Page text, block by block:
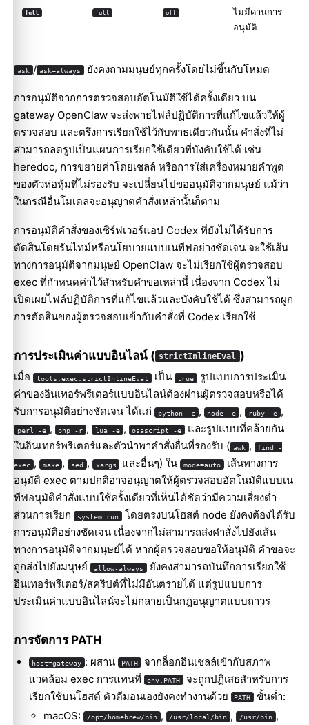
full full off
ไม่มีด่านการ
อนุมัติ
ask / ask=always ยังคงถามมนุษย์ทุกครั้งโดยไม่ขึ้นกับโหมด
การอนุมัติจากการตรวจสอบอัตโนมัติใช้ได้ครั้งเดียว บน
gateway OpenClaw จะส่งพาธไฟล์ปฏิบัติการที่แก้ไขแล้วให้ผู้
ตรวจสอบ และตรึงการเรียกใช้ไว้กับพาธเดียวกันนั้น คำสั่งที่ไม่
สามารถลดรูปเป็นแผนการเรียกใช้เดียวที่บังคับใช้ได้ เช่น
heredoc, การขยายค่าโดยเชลล์ หรือการใส่เครื่องหมายคำพูด
ของตัวห่อหุ้มที่ไม่รองรับ จะเปลี่ยนไปขออนุมัติจากมนุษย์ แม้ว่า
ในกรณีอื่นโมเดลจะอนุญาตคำสั่งเหล่านั้นก็ตาม
การอนุมัติคำสั่งของเซิร์ฟเวอร์แอป Codex ที่ยังไม่ได้รับการ
ตัดสินโดยรันไทม์หรือนโยบายแบบเนทีฟอย่างชัดเจน จะใช้เส้น
ทางการอนุมัติจากมนุษย์ OpenClaw จะไม่เรียกใช้ผู้ตรวจสอบ
exec ที่กำหนดค่าไว้สำหรับคำขอเหล่านี้ เนื่องจาก Codex ไม่
เปิดเผยไฟล์ปฏิบัติการที่แก้ไขแล้วและบังคับใช้ได้ ซึ่งสามารถผูก
การตัดสินของผู้ตรวจสอบเข้ากับคำสั่งที่ Codex เรียกใช้
การประเมินค่าแบบอินไลน์ ( strictInlineEval )
เมื่อ tools.exec.strictInlineEval เป็น true
รูปแบบการประเมิน
ค่าของอินเทอร์พรีเตอร์แบบอินไลน์ต้องผ่านผู้ตรวจสอบหรือได้
รับการอนุมัติอย่างชัดเจน ได้แก่
python -c , node -e , ruby -e ,
perl -e , php -r , lua -e , osascript -e
และรูปแบบที่คล้ายกัน
ในอินเทอร์พรีเตอร์และตัวนำพาคำสั่งอื่นที่รองรับ ( awk , find -
exec , make , sed , xargs และอื่นๆ) ใน mode=auto เส้นทางการ
อนุมัติ exec ตามปกติอาจอนุญาตให้ผู้ตรวจสอบอัตโนมัติแบบเน
ทีฟอนุมัติคำสั่งแบบใช้ครั้งเดียวที่เห็นได้ชัดว่ามีความเสี่ยงต่ำ
ส่วนการเรียก
system.run โดยตรงบนโฮสต์ node ยังคงต้องได้รับ
การอนุมัติอย่างชัดเจน เนื่องจากไม่สามารถส่งคำสั่งไปยังเส้น
ทางการอนุมัติจากมนุษย์ได้ หากผู้ตรวจสอบขอให้อนุมัติ คำขอจะ
ถูกส่งไปยังมนุษย์
allow-always ยังคงสามารถบันทึกการเรียกใช้
อินเทอร์พรีเตอร์/สคริปต์ที่ไม่มีอันตรายได้ แต่รูปแบบการ
ประเมินค่าแบบอินไลน์จะไม่กลายเป็นกฎอนุญาตแบบถาวร
การจัดการ PATH
host=gateway : ผสาน PATH จากล็อกอินเชลล์เข้ากับสภาพ
แวดล้อม exec การแทนที่
env.PATH
จะถูกปฏิเสธสำหรับการ
เรียกใช้บนโฮสต์ ตัวดีมอนเองยังคงทำงานด้วย
PATH
ขั้นต่ำ:
macOS: /opt/homebrew/bin , /usr/local/bin , /usr/bin ,